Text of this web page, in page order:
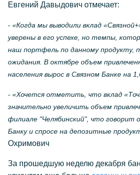
Евгений Давыдович отмечает:
- «Когда мы выводили вклад
уверены в его успехе, но темпы,
наш портфель по данному продукту,
ожидания. В октябре объем
населения вырос в Связном Банке на
- «Хочется отметить, что вклад
значительно увеличить объем
филиале "Челябинский", что говорит
Банку и спросе на депозитные
Охримович
За прошедшую неделю декабря